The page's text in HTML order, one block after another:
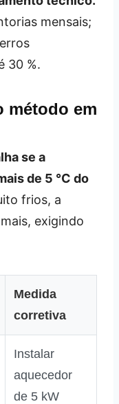
mensais;
30 %.
método em
se a
de 5 °C do
frios, a
exigindo
Medida
corretiva
Instalar
aquecedor
de 5 kW